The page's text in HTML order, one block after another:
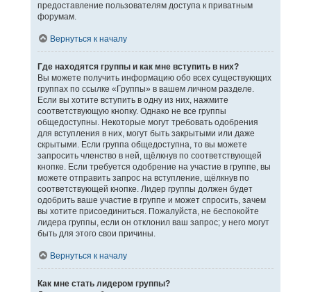
предоставление пользователям доступа к приватным
форумам.
Вернуться к началу
Где находятся группы и как мне вступить в них?
Вы можете получить информацию обо всех существующих
группах по ссылке «Группы» в вашем личном разделе.
Если вы хотите вступить в одну из них, нажмите
соответствующую кнопку. Однако не все группы
общедоступны. Некоторые могут требовать одобрения
для вступления в них, могут быть закрытыми или даже
скрытыми. Если группа общедоступна, то вы можете
запросить членство в ней, щёлкнув по соответствующей
кнопке. Если требуется одобрение на участие в группе, вы
можете отправить запрос на вступление, щёлкнув по
соответствующей кнопке. Лидер группы должен будет
одобрить ваше участие в группе и может спросить, зачем
вы хотите присоединиться. Пожалуйста, не беспокойте
лидера группы, если он отклонил ваш запрос; у него могут
быть для этого свои причины.
Вернуться к началу
Как мне стать лидером группы?